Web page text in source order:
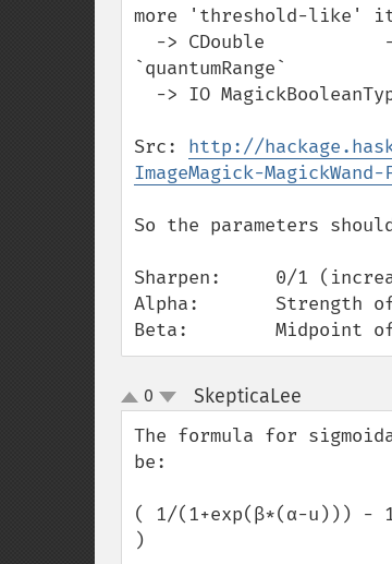
more 'threshold-like' it
`quantumRange`
Src: http://
ImageMagick-
So the parameters
Sharpen:     0/1
Alpha:       Strength
Beta:        Midpoint
up
down
0 SkepticaLee
The formula for
be:
( 1/(1+exp(β*(α-u))) -
)